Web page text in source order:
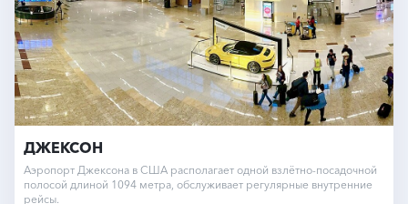
ДЖЕКСОН
Аэропорт Джексона в США располагает одной взлётно-посадочной
полосой длиной 1094 метра, обслуживает регулярные внутренние
рейсы.